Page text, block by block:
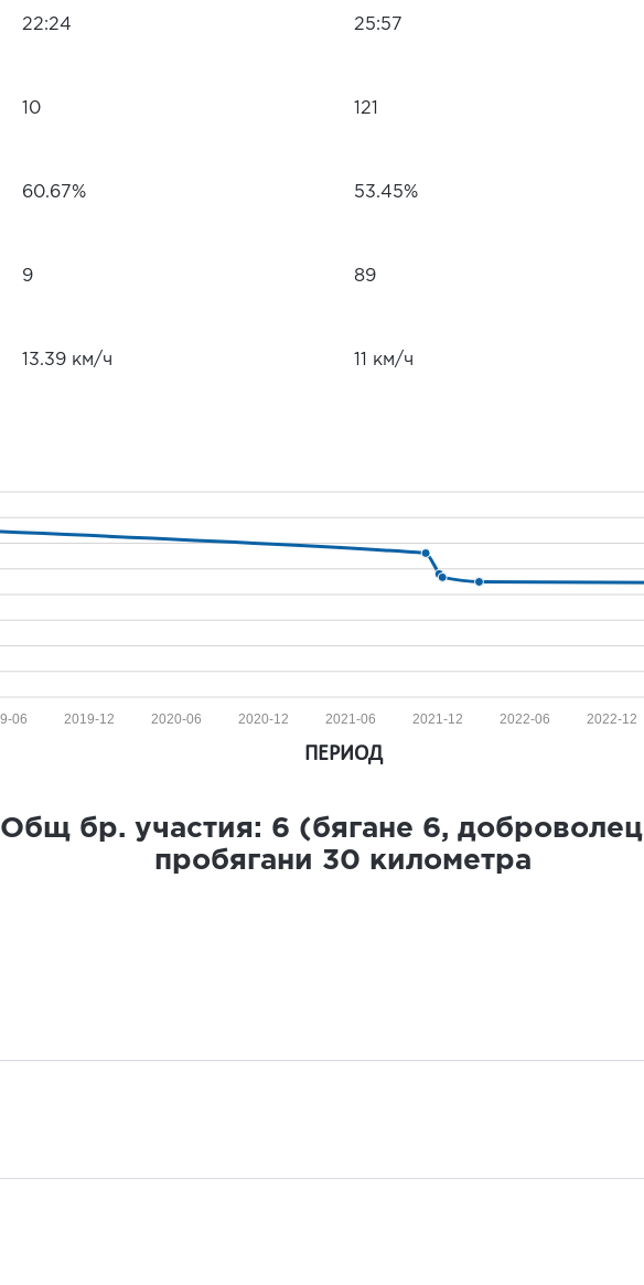
22:24 25:57
10 121
60.67% 53.45%
9 89
13.39 км/ч 11 км/ч
2022-12
2022-06
2021-12
2021-06
2020-12
2020-06
2019-12
06
ПЕРИОД
Общ бр. участия: 6 (бягане 6, доброволец
пробягани 30 километра